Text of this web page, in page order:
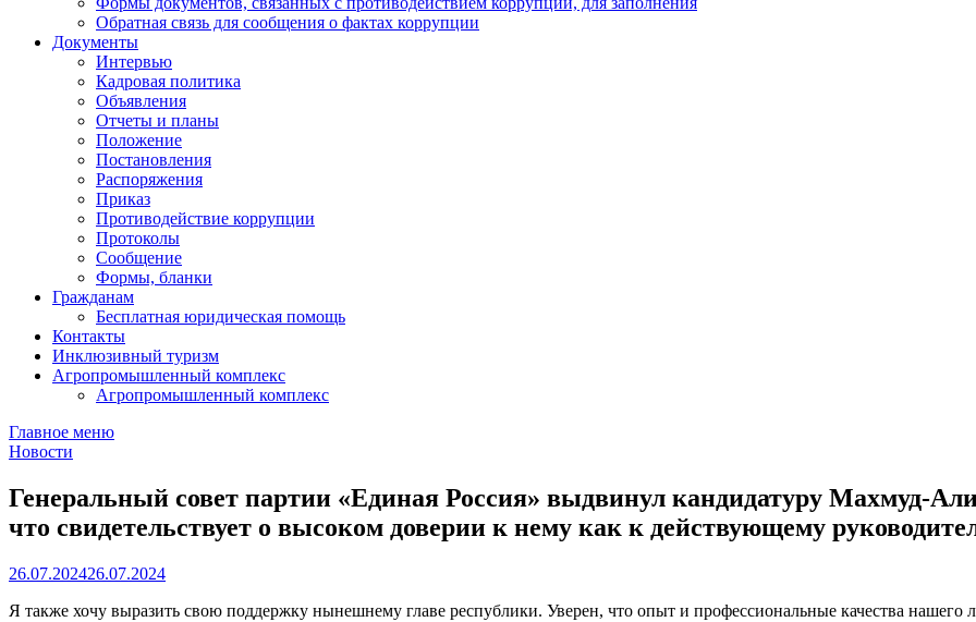
Обратная связь для сообщения о фактах коррупции
Документы
Интервью
Кадровая политика
Объявления
Отчеты и планы
Положение
Постановления
Распоряжения
Приказ
Противодействие коррупции
Протоколы
Сообщение
Формы, бланки
Гражданам
Бесплатная юридическая помощь
Контакты
Инклюзивный туризм
Агропромышленный комплекс
Агропромышленный комплекс
Главное меню
Новости
Генеральный совет партии «Единая Россия» выдвинул кандидатуру Махмуд-
что свидетельствует о высоком доверии к нему как к действующему
26.07.202426.07.2024
Я также хочу выразить свою поддержку нынешнему главе республики. Уверен, что опыт и профессиональные качества нашего